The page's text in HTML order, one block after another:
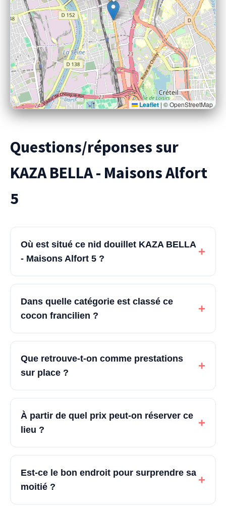
Leaflet|© OpenStreetMap
Questions/réponses sur
KAZA BELLA - Maisons Alfort
5
Où est situé ce nid douillet KAZA BELLA
- Maisons Alfort 5 ?
+
Dans quelle catégorie est classé ce
cocon francilien ?
+
Que retrouve-t-on comme prestations
sur place ?
+
À partir de quel prix peut-on réserver ce
lieu ?
+
Est-ce le bon endroit pour surprendre sa
moitié ?
+